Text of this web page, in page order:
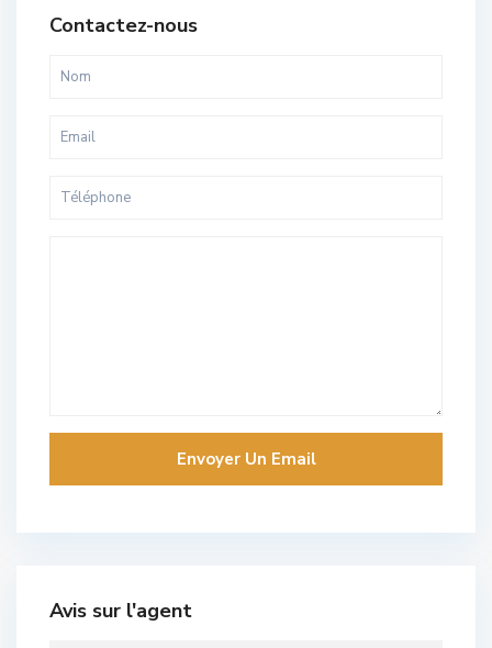
Contactez-nous
Avis sur l'agent